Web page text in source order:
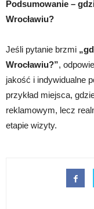
Podsumowanie –
Wrocławiu?
Jeśli pytanie brzmi
Wrocławiu?”,
jakość i indywidualne
przykład miejsca,
reklamowym, lecz
etapie wizyty.